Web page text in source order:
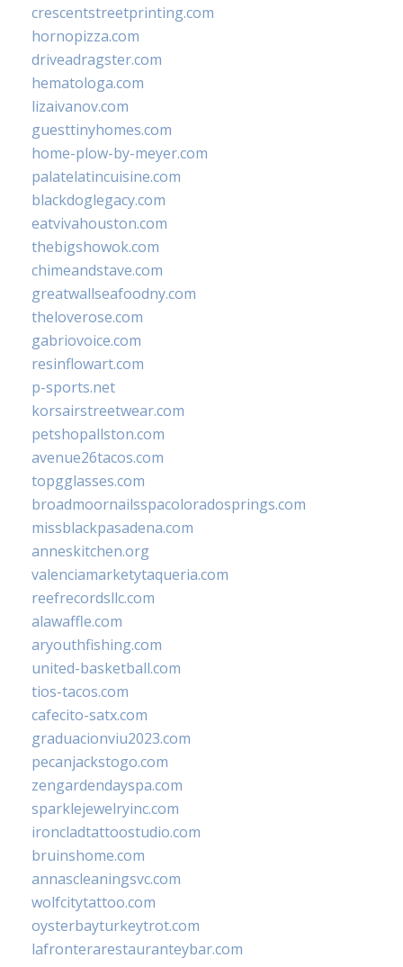
crescentstreetprinting.com
hornopizza.com
driveadragster.com
hematologa.com
lizaivanov.com
guesttinyhomes.com
home-plow-by-meyer.com
palatelatincuisine.com
blackdoglegacy.com
eatvivahouston.com
thebigshowok.com
chimeandstave.com
greatwallseafoodny.com
theloverose.com
gabriovoice.com
resinflowart.com
p-sports.net
korsairstreetwear.com
petshopallston.com
avenue26tacos.com
topgglasses.com
broadmoornailsspacoloradosprings.com
missblackpasadena.com
anneskitchen.org
valenciamarketytaqueria.com
reefrecordsllc.com
alawaffle.com
aryouthfishing.com
united-basketball.com
tios-tacos.com
cafecito-satx.com
graduacionviu2023.com
pecanjackstogo.com
zengardendayspa.com
sparklejewelryinc.com
ironcladtattoostudio.com
bruinshome.com
annascleaningsvc.com
wolfcitytattoo.com
oysterbayturkeytrot.com
lafronterarestauranteybar.com